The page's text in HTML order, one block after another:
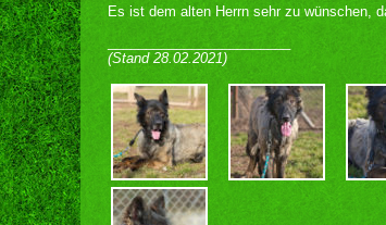
Es ist dem alten Herrn sehr zu wünschen,
________________________
(Stand 28.02.2021)